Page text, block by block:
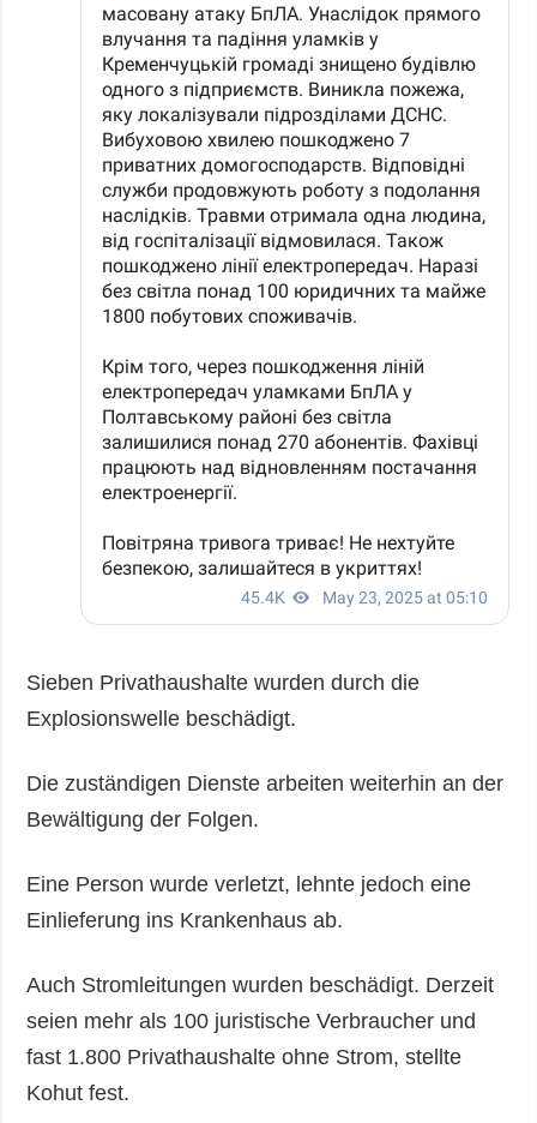
Sieben Privathaushalte wurden durch die
Explosionswelle beschädigt.
Die zuständigen Dienste arbeiten weiterhin an der
Bewältigung der Folgen.
Eine Person wurde verletzt, lehnte jedoch eine
Einlieferung ins Krankenhaus ab.
Auch Stromleitungen wurden beschädigt. Derzeit
seien mehr als 100 juristische Verbraucher und
fast 1.800 Privathaushalte ohne Strom, stellte
Kohut fest.